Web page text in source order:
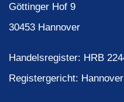
Göttinger Hof 9
30453 Hannover
Handelsregister: HRB
Registergericht: Hannover